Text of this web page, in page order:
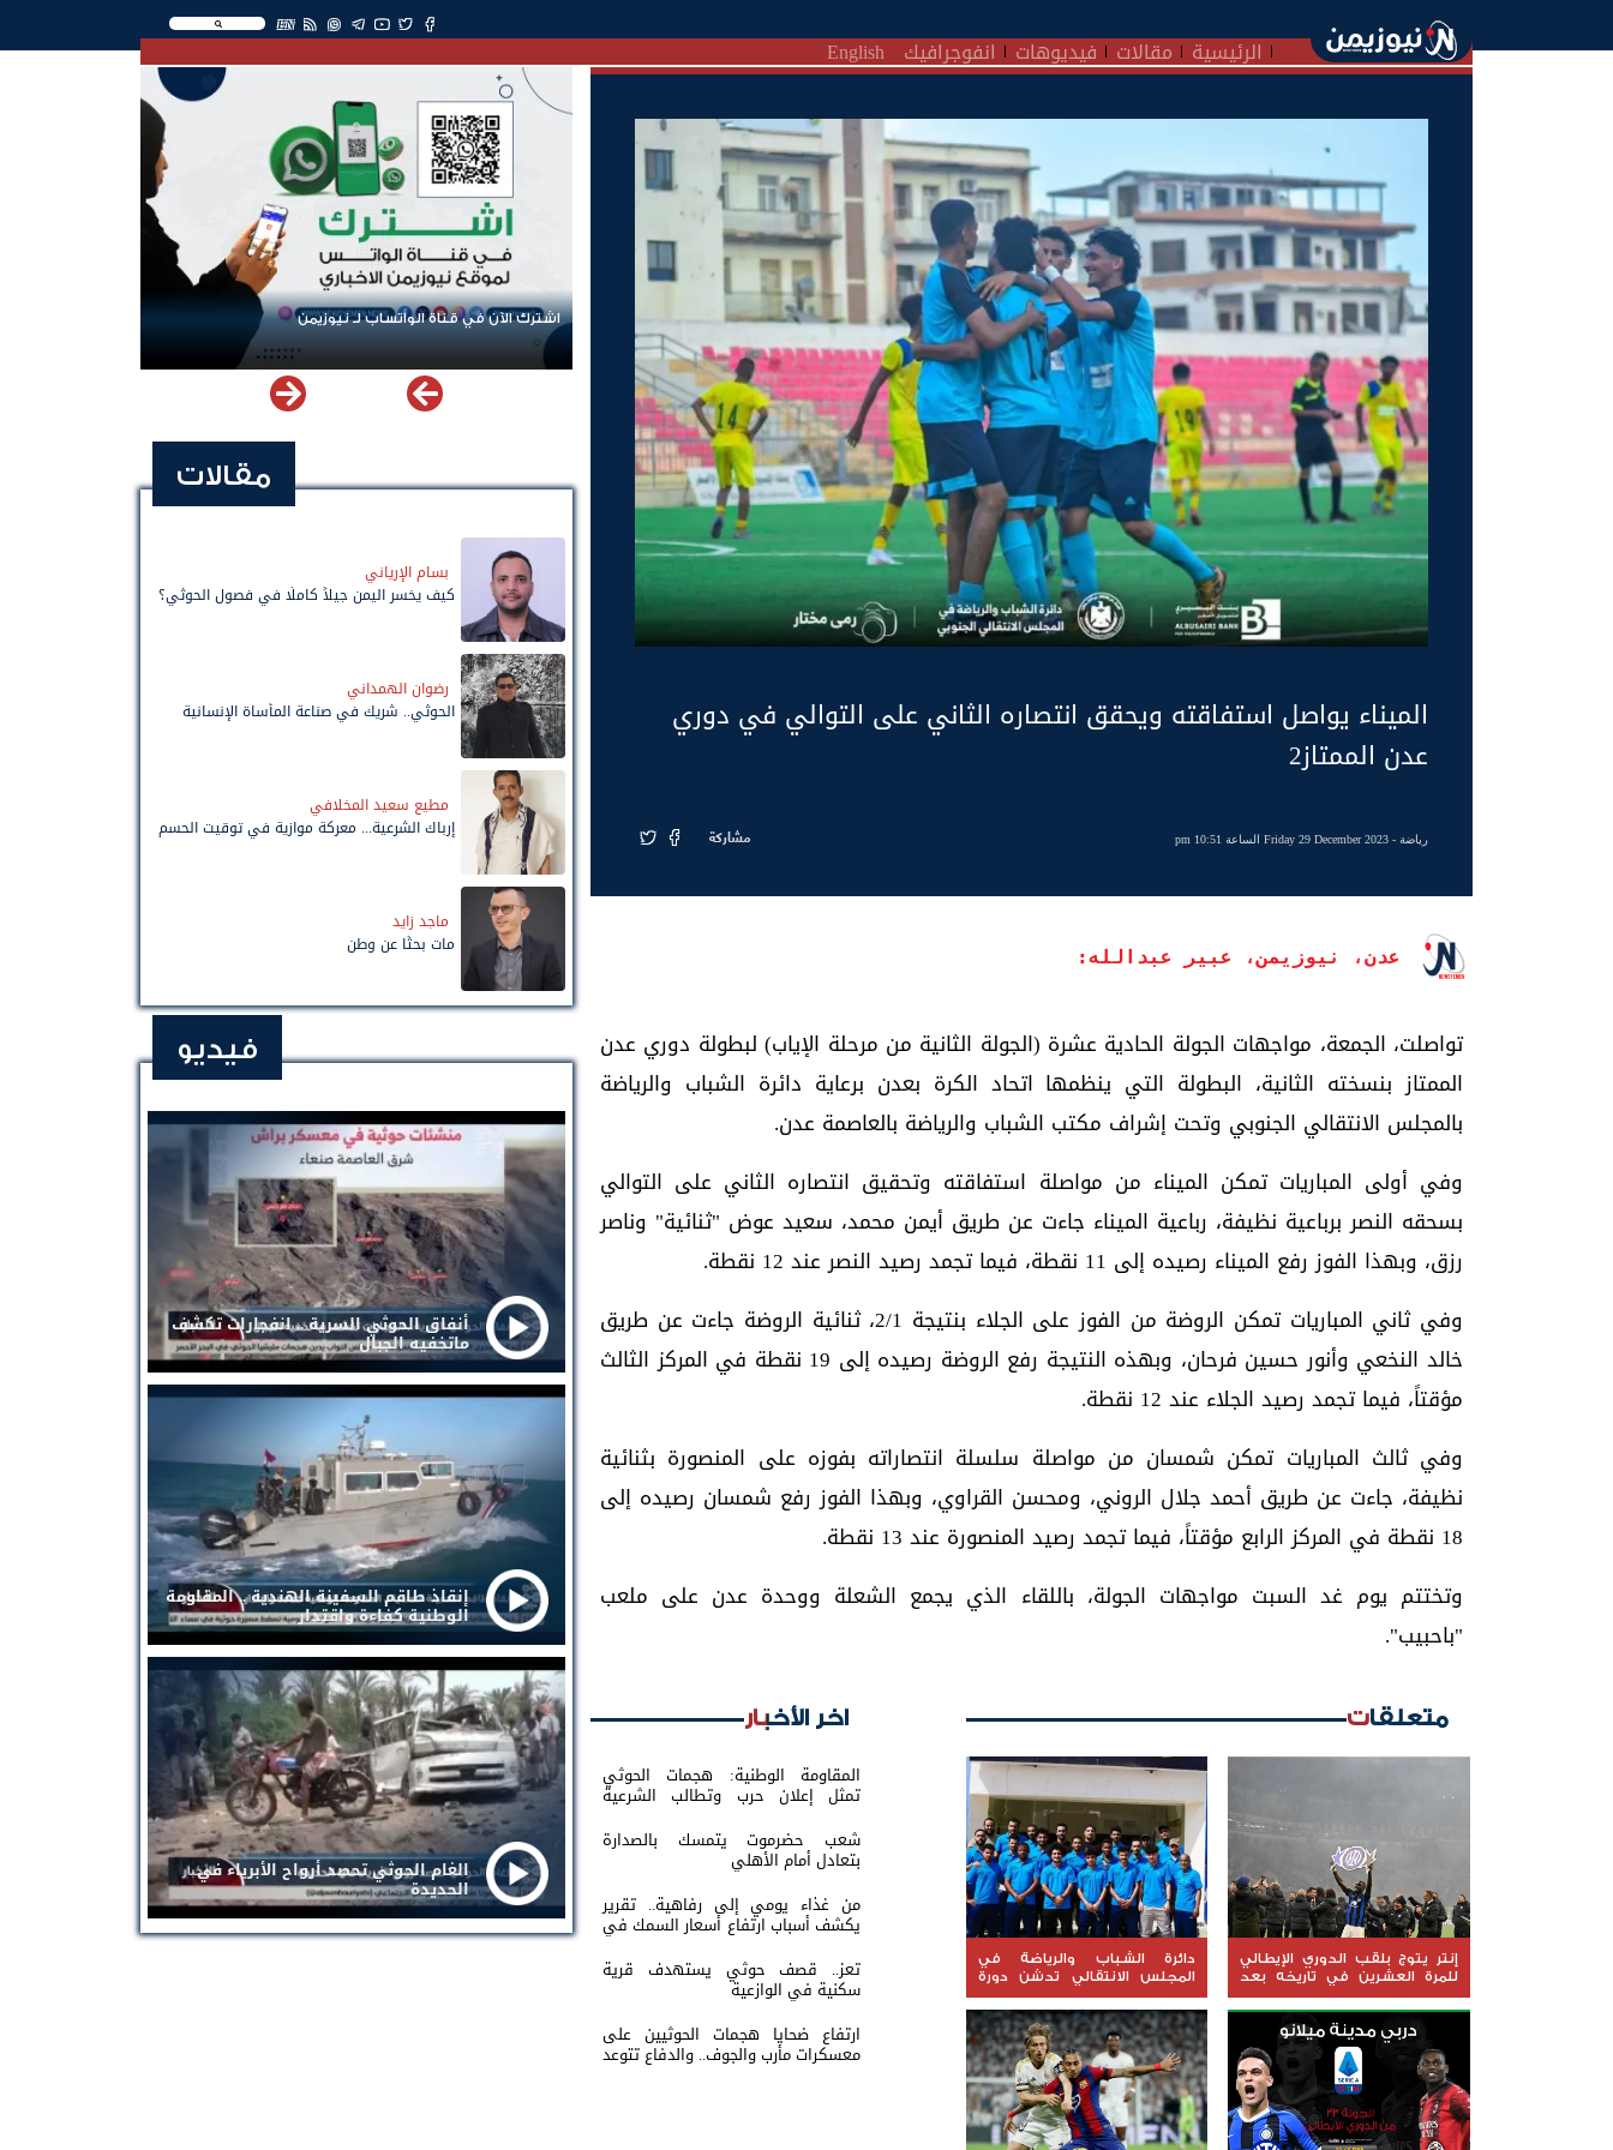
EN
الرئيسية مقالات فيديوهات انفوجرافيك English
الميناء يواصل استفاقته ويحقق انتصاره الثاني على التوالي في دوري
عدن الممتاز2
رياضة- Friday 29 December 2023 الساعة 10:51 pm مشاركة
عدن، نيوزيمن، عبير عبدالله:
تواصلت، الجمعة، مواجهات الجولة الحادية عشرة (الجولة الثانية من مرحلة الإياب) لبطولة دوري عدن
الممتاز بنسخته الثانية، البطولة التي ينظمها اتحاد الكرة بعدن برعاية دائرة الشباب والرياضة
بالمجلس الانتقالي الجنوبي وتحت إشراف مكتب الشباب والرياضة بالعاصمة عدن.
وفي أولى المباريات تمكن الميناء من مواصلة استفاقته وتحقيق انتصاره الثاني على التوالي
بسحقه النصر برباعية نظيفة، رباعية الميناء جاءت عن طريق أيمن محمد، سعيد عوض "ثنائية" وناصر
رزق، وبهذا الفوز رفع الميناء رصيده إلى 11 نقطة، فيما تجمد رصيد النصر عند 12 نقطة.
وفي ثاني المباريات تمكن الروضة من الفوز على الجلاء بنتيجة 2/1، ثنائية الروضة جاءت عن طريق
خالد النخعي وأنور حسين فرحان، وبهذه النتيجة رفع الروضة رصيده إلى 19 نقطة في المركز الثالث
مؤقتاً، فيما تجمد رصيد الجلاء عند 12 نقطة.
وفي ثالث المباريات تمكن شمسان من مواصلة سلسلة انتصاراته بفوزه على المنصورة بثنائية
نظيفة، جاءت عن طريق أحمد جلال الروني، ومحسن القراوي، وبهذا الفوز رفع شمسان رصيده إلى
18 نقطة في المركز الرابع مؤقتاً، فيما تجمد رصيد المنصورة عند 13 نقطة.
وتختتم يوم غد السبت مواجهات الجولة، باللقاء الذي يجمع الشعلة ووحدة عدن على ملعب
"باحبيب".
متعلقات
إنتر يتوج بلقب الدوري الإيطالي
للمرة العشرين في تاريخه بعد
فوزه على غريمه الأزلي ميلان
دائرة الشباب والرياضة في
المجلس الانتقالي تدشن دورة
تدريبية لمدربي الفئات العمرية
لكرة القدم
اخر الأخبار
المقاومة الوطنية: هجمات الحوثي
تمثل إعلان حرب وتطالب الشرعية
بتحريك الجبهات
شعب حضرموت يتمسك بالصدارة
بتعادل أمام الأهلي
من غذاء يومي إلى رفاهية.. تقرير
يكشف أسباب ارتفاع أسعار السمك في
تعز.. قصف حوثي يستهدف قرية
سكنية في الوازعية
ارتفاع ضحايا هجمات الحوثيين على
معسكرات مأرب والجوف.. والدفاع تتوعد
اشترك الآن في قناة الواتساب لـ نيوزيمن
مقالات
بسام الإرياني
كيف يخسر اليمن جيلاً كاملًا في فصول الحوثي؟
رضوان الهمداني
الحوثي.. شريك في صناعة المأساة الإنسانية
مطيع سعيد المخلافي
إرباك الشرعية... معركة موازية في توقيت الحسم
ماجد زايد
مات بحثًا عن وطن
فيديو
أنفاق الحوثي السرية .. انفجارات تكشف
ماتخفيه الجبال
إنقاذ طاقم السفينة الهندية .. المقاومة
الوطنية كفاءة واقتدار
الغام الحوثي تحصد أرواح الأبرياء في
الحديدة